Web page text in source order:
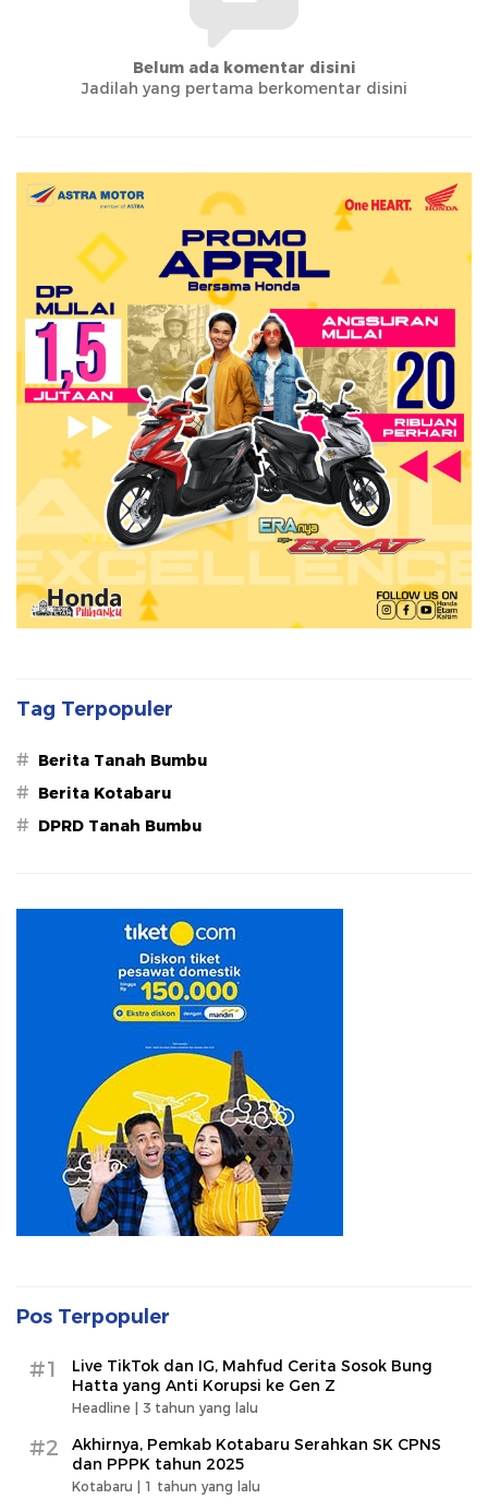
Belum ada komentar disini
Jadilah yang pertama berkomentar disini
Tag Terpopuler
# Berita Tanah Bumbu
# Berita Kotabaru
# DPRD Tanah Bumbu
Pos Terpopuler
#1
Live TikTok dan IG, Mahfud Cerita Sosok Bung
Hatta yang Anti Korupsi ke Gen Z
Headline | 3 tahun yang lalu
#2
Akhirnya, Pemkab Kotabaru Serahkan SK CPNS
dan PPPK tahun 2025
Kotabaru | 1 tahun yang lalu